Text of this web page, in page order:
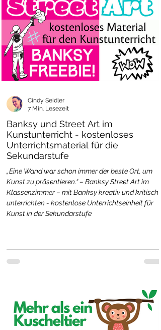
Banksy und Street Art im
Kunstunterricht - kostenloses
Unterrichtsmaterial für die
Sekundarstufe
„Eine Wand war schon immer der beste Ort, um
Kunst zu präsentieren.“ – Banksy Street Art im
Klassenzimmer – mit Banksy kreativ und kritisch
unterrichten - kostenlose Unterrichtseinheit für
Kunst in der Sekundarstufe
Cindy Seidler
7 Min. Lesezeit